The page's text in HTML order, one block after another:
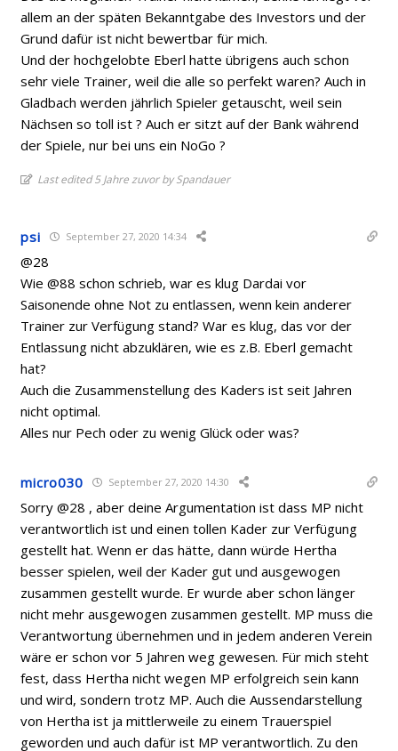
allem an der späten Bekanntgabe des Investors und der
Grund dafür ist nicht bewertbar für mich.
Und der hochgelobte Eberl hatte übrigens auch schon
sehr viele Trainer, weil die alle so perfekt waren? Auch in
Gladbach werden jährlich Spieler getauscht, weil sein
Nächsen so toll ist ? Auch er sitzt auf der Bank während
der Spiele, nur bei uns ein NoGo ?
Last edited 5 Jahre zuvor by Spandauer
psi September 27, 2020 14:34
@28
Wie @88 schon schrieb, war es klug Dardai vor
Saisonende ohne Not zu entlassen, wenn kein anderer
Trainer zur Verfügung stand? War es klug, das vor der
Entlassung nicht abzuklären, wie es z.B. Eberl gemacht
hat?
Auch die Zusammenstellung des Kaders ist seit Jahren
nicht optimal.
Alles nur Pech oder zu wenig Glück oder was?
micro030 September 27, 2020 14:30
Sorry @28 , aber deine Argumentation ist dass MP nicht
verantwortlich ist und einen tollen Kader zur Verfügung
gestellt hat. Wenn er das hätte, dann würde Hertha
besser spielen, weil der Kader gut und ausgewogen
zusammen gestellt wurde. Er wurde aber schon länger
nicht mehr ausgewogen zusammen gestellt. MP muss die
Verantwortung übernehmen und in jedem anderen Verein
wäre er schon vor 5 Jahren weg gewesen. Für mich steht
fest, dass Hertha nicht wegen MP erfolgreich sein kann
und wird, sondern trotz MP. Auch die Aussendarstellung
von Hertha ist ja mittlerweile zu einem Trauerspiel
geworden und auch dafür ist MP verantwortlich. Zu den